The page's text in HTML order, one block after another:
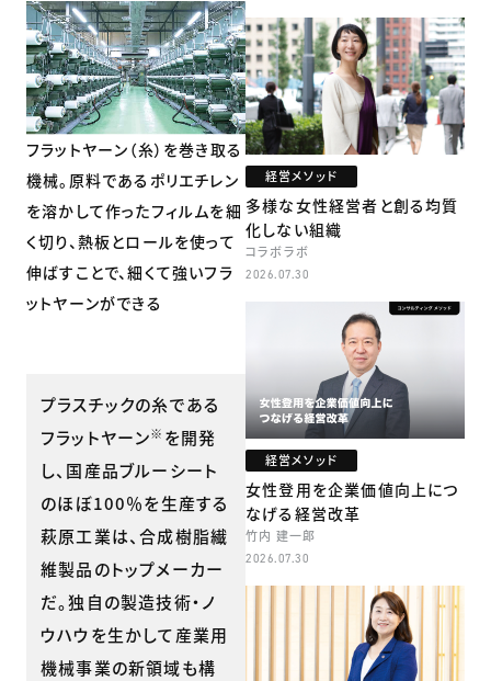
フラットヤーン（糸）を巻き取る
機械。原料であるポリエチレン
を溶かして作ったフィルムを細
く切り、熱板とロールを使って
伸ばすことで、細くて強いフラ
ットヤーンができる
プラスチックの糸である
フラットヤーン※ を開発
し、国産品ブルーシート
のほぼ100％を生産する
萩原工業は、合成樹脂繊
維製品のトップメーカー
だ。独自の製造技術・ノ
ウハウを生かして産業用
機械事業の新領域も構
経営メソッド
多様な女性経営者と創る均質
化しない組織
コラボラボ
2026.07.30
経営メソッド
女性登用を企業価値向上につ
なげる経営改革
竹内 建一郎
2026.07.30